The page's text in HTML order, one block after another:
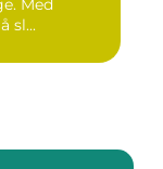
Med
sl...